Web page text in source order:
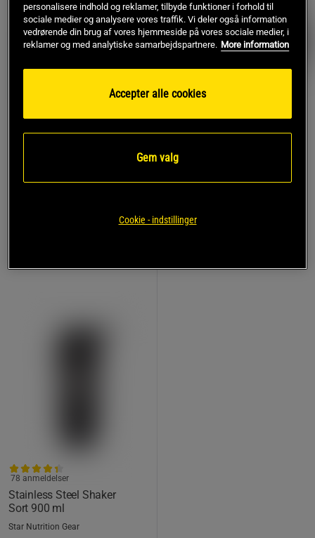
17 anmeldelser
Star Nutrition Gear
149 kr
Stainless Steel Shaker
Sort 900 ml
78 anmeldelser
Star Nutrition Gear
personalisere indhold og reklamer, tilbyde funktioner i forhold til
sociale medier og analysere vores traffik. Vi deler også information
vedrørende din brug af vores hjemmeside på vores sociale medier, i
reklamer og med analytiske samarbejdspartnere. More information
Accepter alle cookies
Gem valg
Cookie - indstillinger